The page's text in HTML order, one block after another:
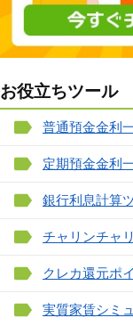
お役立ちツール
普通預金金利
定期預金金利
銀行利息計算
チャリンチャ
クレカ還元ポ
実質家賃シミ